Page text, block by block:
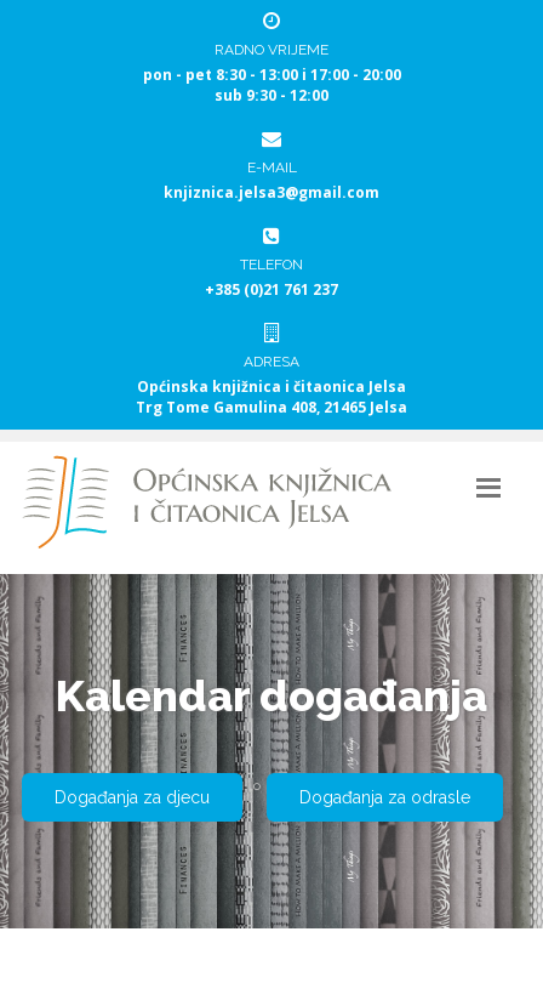
RADNO VRIJEME
pon - pet 8:30 - 13:00 i 17:00 - 20:00
sub 9:30 - 12:00
E-MAIL
knjiznica.jelsa3@gmail.com
TELEFON
+385 (0)21 761 237
ADRESA
Općinska knjižnica i čitaonica Jelsa
Trg Tome Gamulina 408, 21465 Jelsa
Kalendar događanja
Događanja za djecu Događanja za odrasle